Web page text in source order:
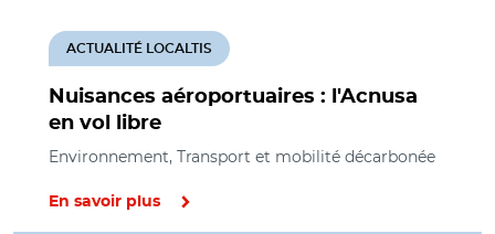
Nuisances aéroportuaires : l'Acnusa
en vol libre
ACTUALITÉ LOCALTIS
Environnement, Transport et mobilité décarbonée
En savoir plus